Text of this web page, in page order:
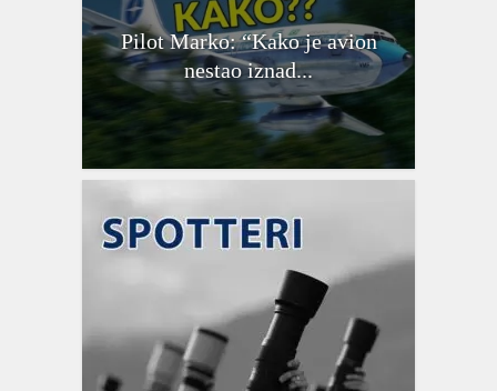
Pilot Marko: “Kako je avion
nestao iznad...